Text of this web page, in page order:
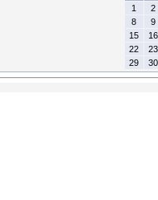
1
2
8
9
15
16
22
23
29
30